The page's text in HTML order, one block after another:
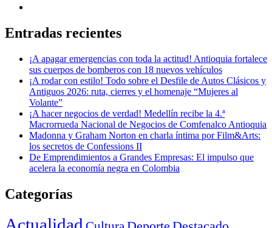
Entradas recientes
¡A apagar emergencias con toda la actitud! Antioquia fortalece
sus cuerpos de bomberos con 18 nuevos vehículos
¡A rodar con estilo! Todo sobre el Desfile de Autos Clásicos y
Antiguos 2026: ruta, cierres y el homenaje “Mujeres al
Volante”
¡A hacer negocios de verdad! Medellín recibe la 4.ª
Macrorrueda Nacional de Negocios de Comfenalco Antioquia
Madonna y Graham Norton en charla íntima por Film&Arts:
los secretos de Confessions II
De Emprendimientos a Grandes Empresas: El impulso que
acelera la economía negra en Colombia
Categorías